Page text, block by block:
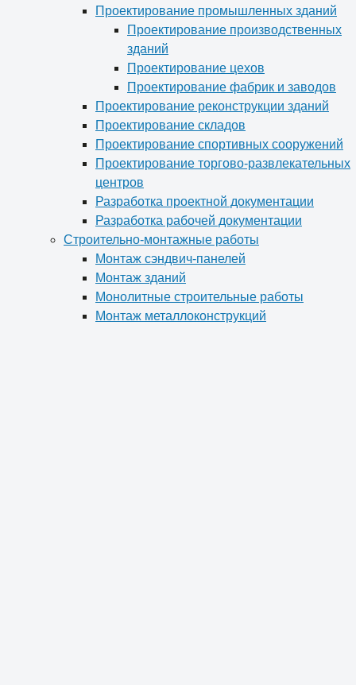
Проектирование промышленных зданий
Проектирование производственных
зданий
Проектирование цехов
Проектирование фабрик и заводов
Проектирование реконструкции зданий
Проектирование складов
Проектирование спортивных сооружений
Проектирование торгово-развлекательных
центров
Разработка проектной документации
Разработка рабочей документации
Строительно-монтажные работы
Монтаж сэндвич-панелей
Монтаж зданий
Монолитные строительные работы
Монтаж металлоконструкций